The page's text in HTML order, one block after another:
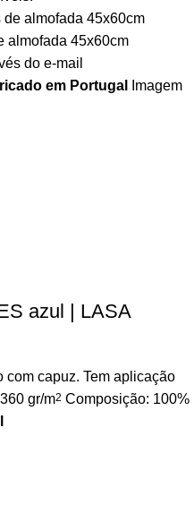
almofada 45x60cm
almofada 45x60cm
do e-mail
em Portugal
Imagem
azul | LASA
com capuz. Tem aplicação
gr/m2 Composição: 100%